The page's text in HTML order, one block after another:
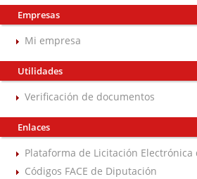
Empresas
Mi empresa
Utilidades
Verificación de documentos
Enlaces
Plataforma de Licitación Electrónica
Códigos FACE de Diputación